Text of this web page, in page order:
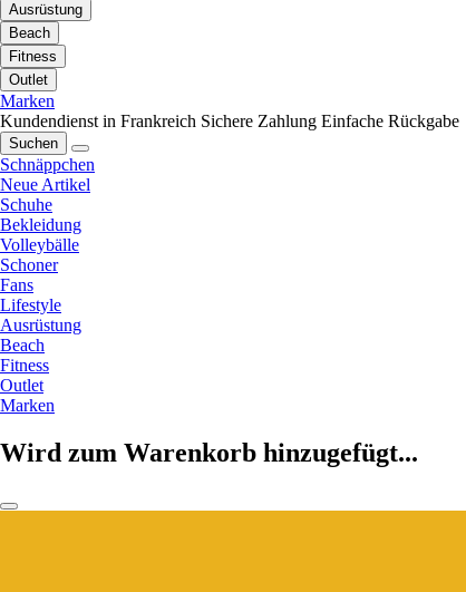
Ausrüstung
Beach
Fitness
Outlet
Marken
Kundendienst in Frankreich Sichere Zahlung Einfache Rückgabe
Suchen
Schnäppchen
Neue Artikel
Schuhe
Bekleidung
Volleybälle
Schoner
Fans
Lifestyle
Ausrüstung
Beach
Fitness
Outlet
Marken
Wird zum Warenkorb hinzugefügt...